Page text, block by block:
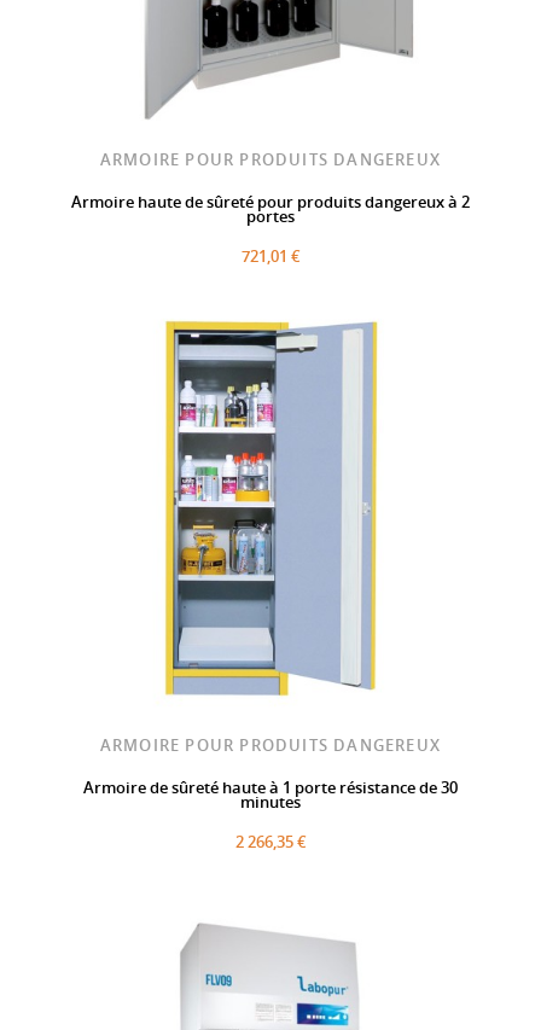
ARMOIRE POUR PRODUITS DANGEREUX
Armoire haute de sûreté pour produits dangereux à 2
portes
721,01 €
ARMOIRE POUR PRODUITS DANGEREUX
Armoire de sûreté haute à 1 porte résistance de 30
minutes
2 266,35 €